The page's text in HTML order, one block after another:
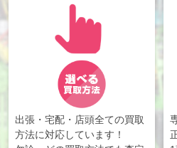
出張・宅配・店頭全ての買取
方法に対応しています！